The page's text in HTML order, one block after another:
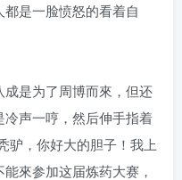
是一脸愤怒的看着自
是为了周博而來，但还
声一哼，然后伸手指着
驴，你好大的胆子！我上
來参加这届炼药大赛，